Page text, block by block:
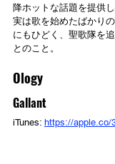
降ホットな話題を提供
実は歌を始めたばかり
にもひどく、聖歌隊を
とのこと。
Ology
Gallant
iTunes: https://apple.co/